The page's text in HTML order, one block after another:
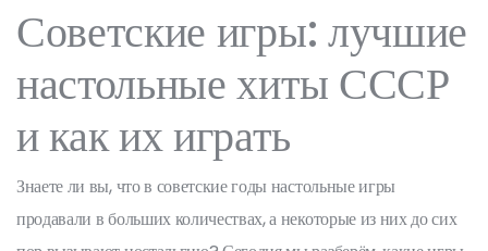
Советские игры: лучшие
настольные хиты СССР
и как их играть
Знаете ли вы, что в советские годы настольные игры
продавали в больших количествах, а некоторые из них до сих